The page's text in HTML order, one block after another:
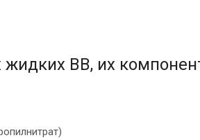
жидких ВВ, их